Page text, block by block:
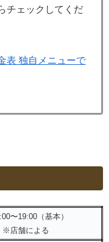
チェックしてくだ
表 独自メニューで
〜19:00（基本）
※店舗による